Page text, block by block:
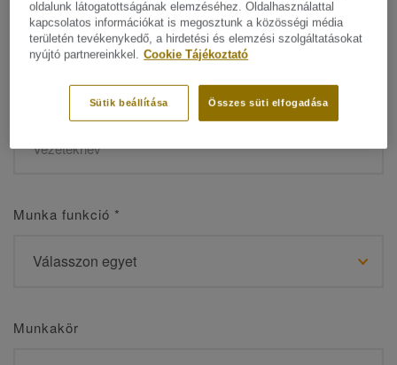
Vezetéknév*
Munka funkció *
Munkakör
oldalunk látogatottságának elemzéséhez. Oldalhasználattal
kapcsolatos információkat is megosztunk a közösségi média
területén tevékenykedő, a hirdetési és elemzési szolgáltatásokat
nyújtó partnereinkkel. Cookie Tájékoztató
Összes süti elfogadása
Sütik beállítása